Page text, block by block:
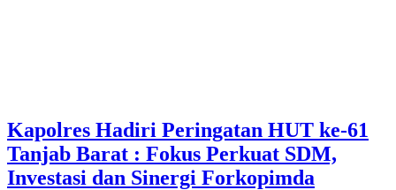
Kapolres Hadiri Peringatan HUT ke-61
Tanjab Barat : Fokus Perkuat SDM,
Investasi dan Sinergi Forkopimda